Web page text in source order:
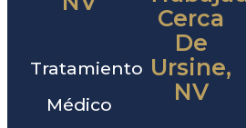
Tratamiento
Médico
Cerca
De
Ursine,
NV